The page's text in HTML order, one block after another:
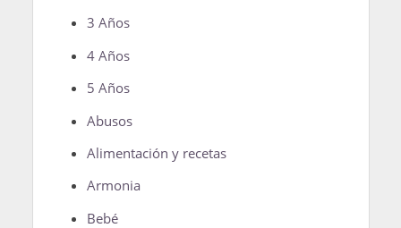
3 Años
4 Años
5 Años
Abusos
Alimentación y recetas
Armonia
Bebé